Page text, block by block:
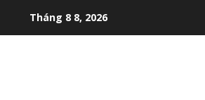
Tháng 8 8, 2026